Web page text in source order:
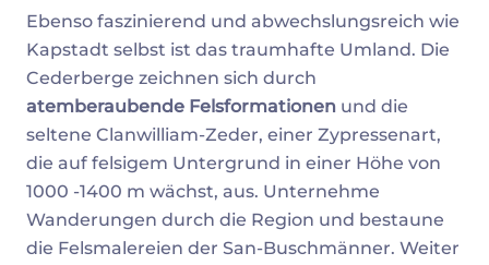
Ebenso faszinierend und abwechslungsreich wie
Kapstadt selbst ist das traumhafte Umland. Die
Cederberge zeichnen sich durch
atemberaubende Felsformationen und die
seltene Clanwilliam-Zeder, einer Zypressenart,
die auf felsigem Untergrund in einer Höhe von
1000 -1400 m wächst, aus. Unternehme
Wanderungen durch die Region und bestaune
die Felsmalereien der San-Buschmänner. Weiter